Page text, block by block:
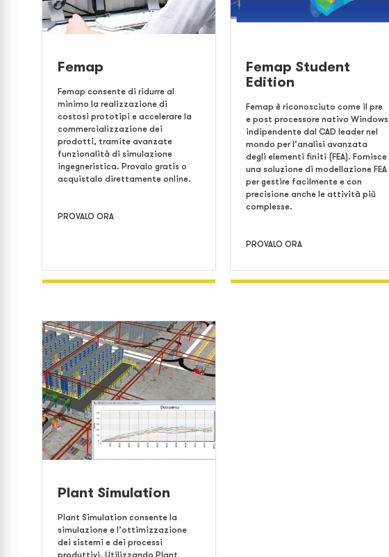
Femap
Femap consente di ridurre al
minimo la realizzazione di
costosi prototipi e accelerare la
commercializzazione dei
prodotti, tramite avanzate
funzionalità di simulazione
ingegneristica. Provalo gratis o
acquistalo direttamente online.
PROVALO ORA
Femap Student
Edition
Femap è riconosciuto come il pre
e post processore nativo Windows
indipendente dal CAD leader nel
mondo per l’analisi avanzata
degli elementi finiti (FEA). Fornisce
una soluzione di modellazione FEA
per gestire facilmente e con
precisione anche le attività più
complesse.
PROVALO ORA
Plant Simulation
Plant Simulation consente la
simulazione e l’ottimizzazione
dei sistemi e dei processi
produttivi. Utilizzando Plant